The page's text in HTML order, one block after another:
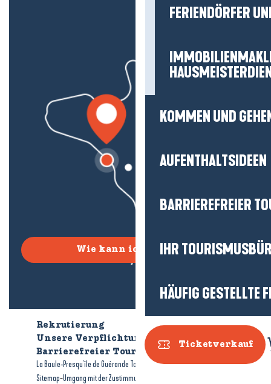
FERIENDÖRFER
KOMMEN UND
AUFENTHALTSIDEEN
BARRIEREFREIER
IHR
HÄUFIG GESTELLTE
Ticketverkauf
Wie kann ich kommen?
Rekrutierung
Wer sind wir?
Unsere Verpflichtungen
Barrierefreier Tourismus
La Baule-Presqu'île de Guérande Tourismus-Rechtliche Hinweise-
Sitemap-Umgang mit der Zustimmung